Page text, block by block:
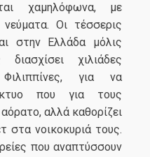
χαμηλόφωνα, με
Οι τέσσερις
στην Ελλάδα μόλις
χιλιάδες
για να
που για τους
αλλά καθορίζει
στα νοικοκυριά τους.
που αναπτύσσουν